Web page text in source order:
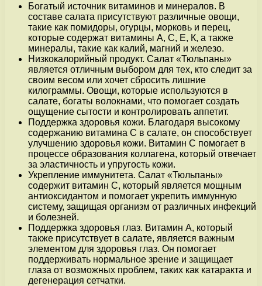
Богатый источник витаминов и минералов. В
составе салата присутствуют различные овощи,
такие как помидоры, огурцы, морковь и перец,
которые содержат витамины А, С, Е, К, а также
минералы, такие как калий, магний и железо.
Низкокалорийный продукт. Салат «Тюльпаны»
является отличным выбором для тех, кто следит за
своим весом или хочет сбросить лишние
килограммы. Овощи, которые используются в
салате, богаты волокнами, что помогает создать
ощущение сытости и контролировать аппетит.
Поддержка здоровья кожи. Благодаря высокому
содержанию витамина C в салате, он способствует
улучшению здоровья кожи. Витамин C помогает в
процессе образования коллагена, который отвечает
за эластичность и упругость кожи.
Укрепление иммунитета. Салат «Тюльпаны»
содержит витамин С, который является мощным
антиоксидантом и помогает укрепить иммунную
систему, защищая организм от различных инфекций
и болезней.
Поддержка здоровья глаз. Витамин А, который
также присутствует в салате, является важным
элементом для здоровья глаз. Он помогает
поддерживать нормальное зрение и защищает
глаза от возможных проблем, таких как катаракта и
дегенерация сетчатки.